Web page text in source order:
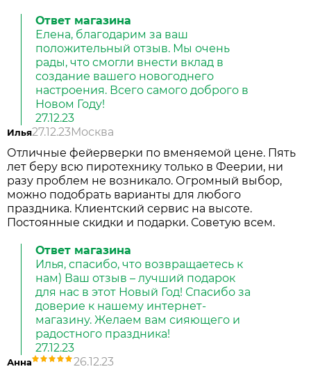
Ответ магазина
Елена, благодарим за ваш
положительный отзыв. Мы очень
рады, что смогли внести вклад в
создание вашего новогоднего
настроения. Всего самого доброго в
Новом Году!
27.12.23
Илья27.12.23Москва
Отличные фейерверки по вменяемой цене. Пять
лет беру всю пиротехнику только в Феерии, ни
разу проблем не возникало. Огромный выбор,
можно подобрать варианты для любого
праздника. Клиентский сервис на высоте.
Постоянные скидки и подарки. Советую всем.
Ответ магазина
Илья, спасибо, что возвращаетесь к
нам) Ваш отзыв – лучший подарок
для нас в этот Новый Год! Спасибо за
доверие к нашему интернет-
магазину. Желаем вам сияющего и
радостного праздника!
27.12.23
Анна
26.12.23